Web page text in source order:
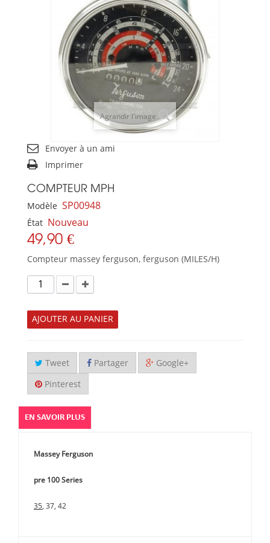
Agrandir l'image
Envoyer à un ami
Imprimer
COMPTEUR MPH
Modèle SP00948
État Nouveau
49,90 €
Compteur massey ferguson, ferguson (MILES/H)
AJOUTER AU PANIER
Tweet Partager Google+
Pinterest
EN SAVOIR PLUS
Massey Ferguson
pre 100 Series
35, 37, 42